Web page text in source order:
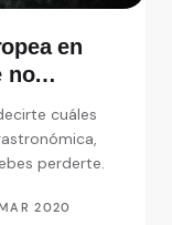
en
no
cuáles
perderte.
2020